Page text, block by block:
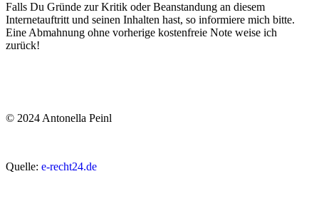
Falls Du Gründe zur Kritik oder Beanstandung an diesem
Internetauftritt und seinen Inhalten hast, so informiere mich bitte.
Eine Abmahnung ohne vorherige kostenfreie Note weise ich
zurück!
© 2024 Antonella Peinl
Quelle: e-recht24.de